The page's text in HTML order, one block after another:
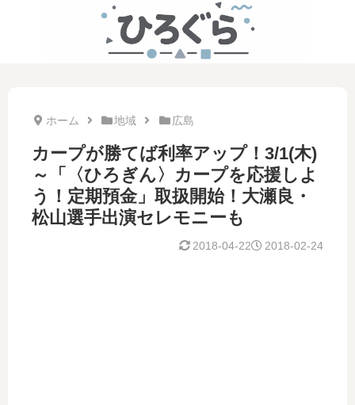
ホーム 地域 広島
カープが勝てば利率アップ！3/1(木)
～「〈ひろぎん〉カープを応援しよ
う！定期預金」取扱開始！大瀬良・
松山選手出演セレモニーも
2018-02-24
2018-04-22